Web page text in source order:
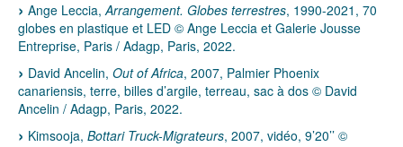
Ange Leccia,Arrangement. Globes terrestres, 1990-2021, 70
globes en plastique et LED © Ange Leccia et Galerie Jousse
Entreprise, Paris / Adagp, Paris, 2022.
David Ancelin, Out of Africa, 2007, Palmier Phoenix
canariensis, terre, billes d’argile, terreau, sac à dos © David
Ancelin / Adagp, Paris, 2022.
Kimsooja, Bottari Truck-Migrateurs, 2007, vidéo, 9’20’’ ©